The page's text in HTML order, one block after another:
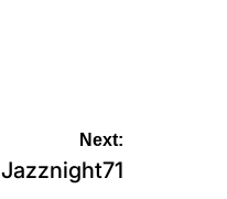
Next:
Jazznight71